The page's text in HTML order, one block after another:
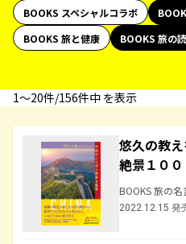
BOOKS スペシャルコラボ
BOOKS 旅と健康
BOOKS 旅の
1〜20件/156件中 を表示
悠久の教
絶景１００
BOOKS 旅の
2022.12.15 発